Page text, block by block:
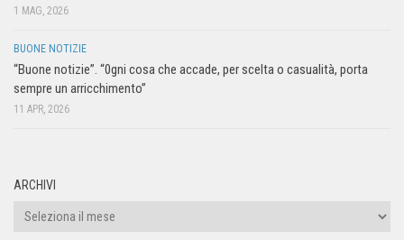
1 MAG, 2026
BUONE NOTIZIE
“Buone notizie”. “0gni cosa che accade, per scelta o casualità, porta
sempre un arricchimento”
11 APR, 2026
ARCHIVI